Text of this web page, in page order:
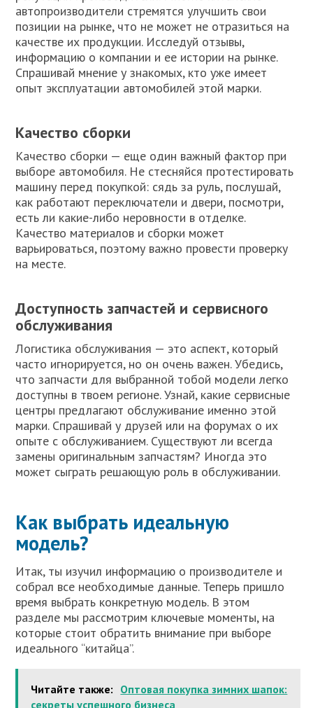
автопроизводители стремятся улучшить свои
позиции на рынке, что не может не отразиться на
качестве их продукции. Исследуй отзывы,
информацию о компании и ее истории на рынке.
Спрашивай мнение у знакомых, кто уже имеет
опыт эксплуатации автомобилей этой марки.
Качество сборки
Качество сборки — еще один важный фактор при
выборе автомобиля. Не стесняйся протестировать
машину перед покупкой: сядь за руль, послушай,
как работают переключатели и двери, посмотри,
есть ли какие-либо неровности в отделке.
Качество материалов и сборки может
варьироваться, поэтому важно провести проверку
на месте.
Доступность запчастей и сервисного
обслуживания
Логистика обслуживания — это аспект, который
часто игнорируется, но он очень важен. Убедись,
что запчасти для выбранной тобой модели легко
доступны в твоем регионе. Узнай, какие сервисные
центры предлагают обслуживание именно этой
марки. Спрашивай у друзей или на форумах о их
опыте с обслуживанием. Существуют ли всегда
замены оригинальным запчастям? Иногда это
может сыграть решающую роль в обслуживании.
Как выбрать идеальную
модель?
Итак, ты изучил информацию о производителе и
собрал все необходимые данные. Теперь пришло
время выбрать конкретную модель. В этом
разделе мы рассмотрим ключевые моменты, на
которые стоит обратить внимание при выборе
идеального “китайца”.
Читайте также: Оптовая покупка зимних шапок:
секреты успешного бизнеса